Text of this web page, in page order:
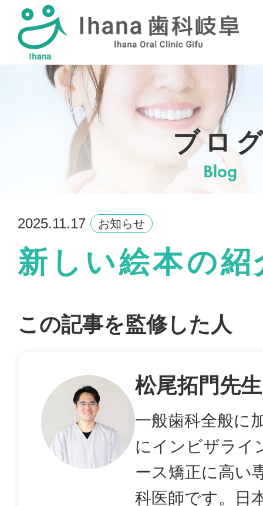
採用情報
ブロ
Blog
2025.11.17 お知らせ
新しい絵本の紹
この記事を監修した人
松尾拓門先生
一般歯科全般に
にインビザライ
ース矯正に高い
科医師です。日